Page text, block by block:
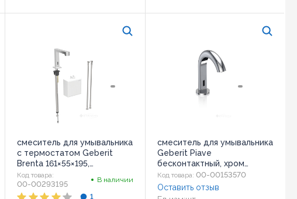
смеситель для умывальника
с термостатом Geberit
Brenta 161×55×195,
сенсорный, хром
(116.178.21.1)
Код товара:
00-00293195 В наличии
1
смеситель для умывальника
Geberit Piave
бесконтактный, хром
(116.184.21.1)
Код товара: 00-00153570
Оставить отзыв